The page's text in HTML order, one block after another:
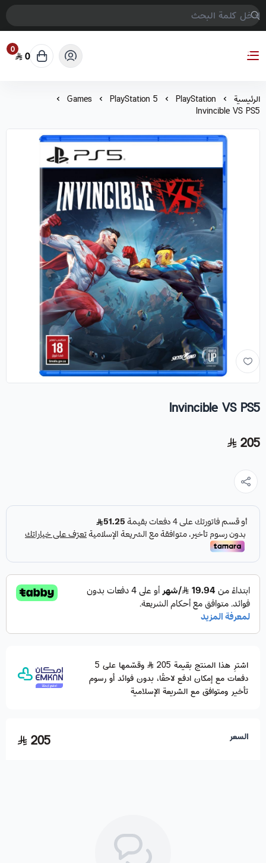
COMPTER GAMES
0 0
الرئيسية PlayStation
PlayStation 5
Games
Invincible VS PS5
Invincible VS PS5
205
اشترِ هذا المنتج بقيمة 205
وقسّمها على 5
دفعات مع إمكان ادفع لاحقًا، بدون فوائد أو رسوم
تأخير ومتوافق مع الشريعة الإسلامية
السعر 205